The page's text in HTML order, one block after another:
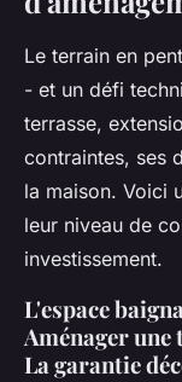
Le terrain en
- et un défi
terrasse,
contraintes, ses
la maison. Voici
leur niveau de
investissement.
L'espace
Aménager
La garantie